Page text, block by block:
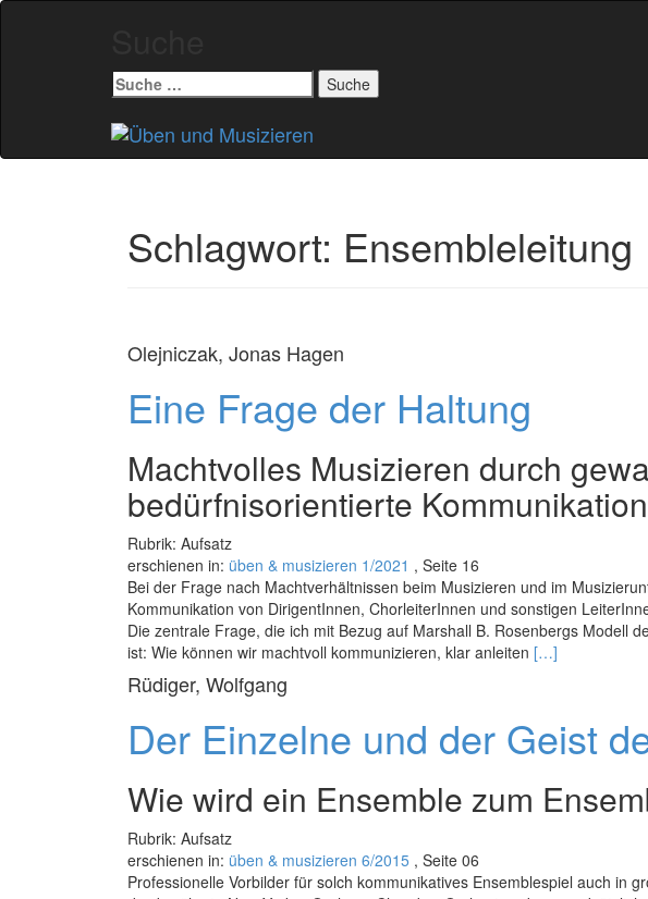
Suche
nach:
springen
Schlagwort: Ensembleleitung
Olejniczak, Jonas Hagen
Eine Frage der Haltung
Machtvolles Musizieren durch
bedürfnisorientierte Kommunikation
Rubrik: Aufsatz
erschienen in: üben & musizieren 1/2021 , Seite 16
Bei der Frage nach Machtverhältnissen beim Musizieren und im
Kommunikation von DirigentInnen, ChorleiterInnen und sonstigen
Die zentrale Frage, die ich mit Bezug auf Marshall B. Rosenbergs Modell
ist: Wie können wir machtvoll kommunizieren, klar anleiten Read
Frage
der
[…]
Rüdiger, Wolfgang
Der Einzelne und der Geist
Wie wird ein Ensemble zum
Rubrik: Aufsatz
erschienen in: üben & musizieren 6/2015 , Seite 06
Professionelle Vorbilder für solch kommunikatives Ensemblespiel auch in